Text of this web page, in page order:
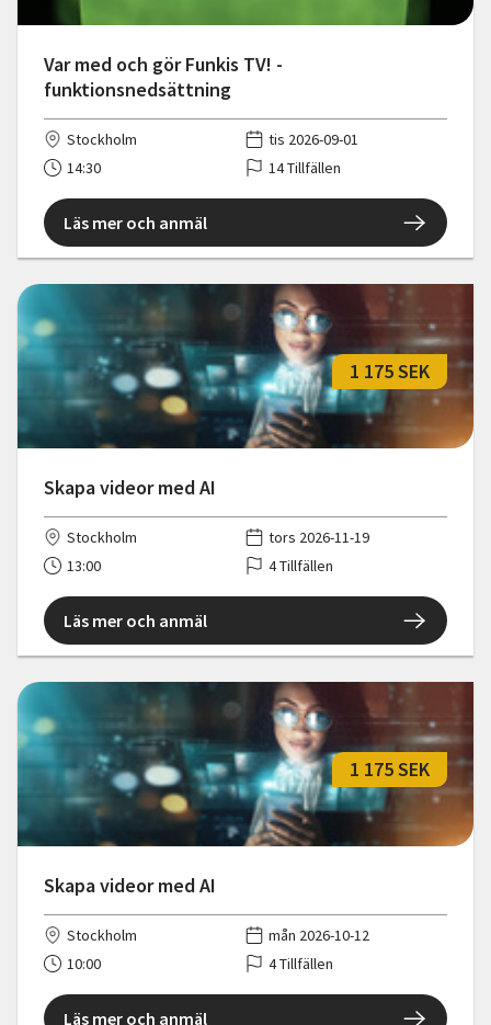
Var med och gör Funkis TV! -
funktionsnedsättning
Stockholm
tis 2026-09-01
14:30
14 Tillfällen
Läs mer och anmäl
Skapa videor med AI
1 175 SEK
Stockholm
tors 2026-11-19
13:00
4 Tillfällen
Läs mer och anmäl
Skapa videor med AI
1 175 SEK
Stockholm
mån 2026-10-12
10:00
4 Tillfällen
Läs mer och anmäl